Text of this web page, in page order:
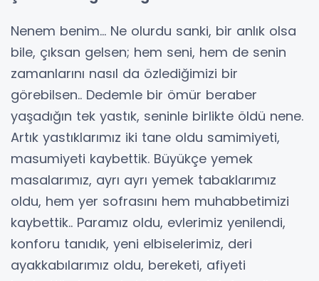
Nenem benim... Ne olurdu sanki, bir anlık olsa
bile, çıksan gelsen; hem seni, hem de senin
zamanlarını nasıl da özlediğimizi bir
görebilsen.. Dedemle bir ömür beraber
yaşadığın tek yastık, seninle birlikte öldü nene.
Artık yastıklarımız iki tane oldu samimiyeti,
masumiyeti kaybettik. Büyükçe yemek
masalarımız, ayrı ayrı yemek tabaklarımız
oldu, hem yer sofrasını hem muhabbetimizi
kaybettik.. Paramız oldu, evlerimiz yenilendi,
konforu tanıdık, yeni elbiselerimiz, deri
ayakkabılarımız oldu, bereketi, afiyeti